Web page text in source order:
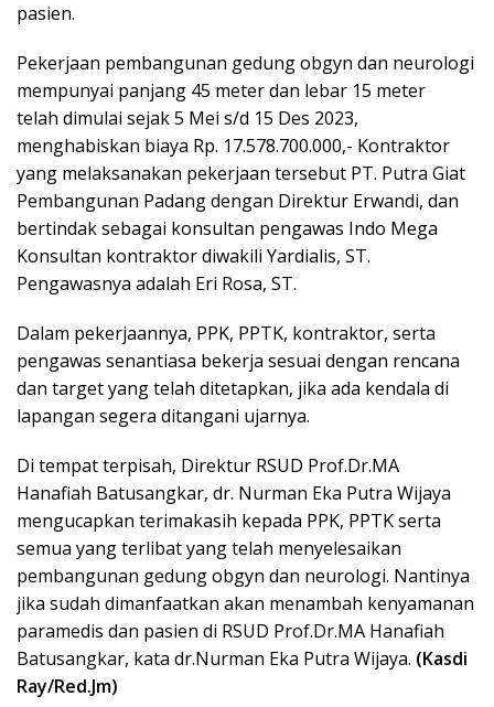
pasien.
Pekerjaan pembangunan gedung obgyn dan neurologi
mempunyai panjang 45 meter dan lebar 15 meter
telah dimulai sejak 5 Mei s/d 15 Des 2023,
menghabiskan biaya Rp. 17.578.700.000,- Kontraktor
yang melaksanakan pekerjaan tersebut PT. Putra Giat
Pembangunan Padang dengan Direktur Erwandi, dan
bertindak sebagai konsultan pengawas Indo Mega
Konsultan kontraktor diwakili Yardialis, ST.
Pengawasnya adalah Eri Rosa, ST.
Dalam pekerjaannya, PPK, PPTK, kontraktor, serta
pengawas senantiasa bekerja sesuai dengan rencana
dan target yang telah ditetapkan, jika ada kendala di
lapangan segera ditangani ujarnya.
Di tempat terpisah, Direktur RSUD Prof.Dr.MA
Hanafiah Batusangkar, dr. Nurman Eka Putra Wijaya
mengucapkan terimakasih kepada PPK, PPTK serta
semua yang terlibat yang telah menyelesaikan
pembangunan gedung obgyn dan neurologi. Nantinya
jika sudah dimanfaatkan akan menambah kenyamanan
paramedis dan pasien di RSUD Prof.Dr.MA Hanafiah
Batusangkar, kata dr.Nurman Eka Putra Wijaya. (Kasdi
Ray/Red.Jm)